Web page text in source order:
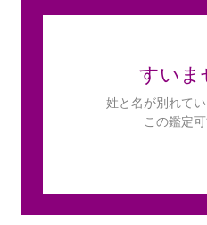
すいま
姓と名が別れてい
この鑑定可